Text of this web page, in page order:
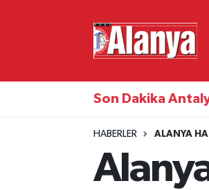
Son Dakika
HABERLER ALANYA
Antalya Nöbetçi Eczaneler
Antalya Trafik Yoğunluk Haritası